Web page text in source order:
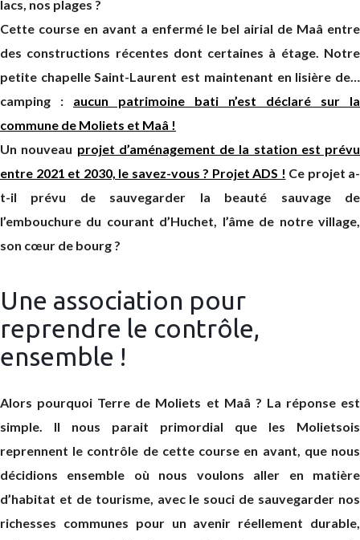
lacs, nos plages ?
Cette course en avant a enfermé le bel airial de Maâ entre
des constructions récentes dont certaines à étage. Notre
petite chapelle Saint-Laurent est maintenant en lisière de…
camping : aucun patrimoine bati n’est déclaré sur la
commune de Moliets et Maâ !
Un nouveau projet d’aménagement de la station est prévu
entre 2021 et 2030, le savez-vous ? Projet ADS ! Ce projet a-
t-il prévu de sauvegarder la beauté sauvage de
l’embouchure du courant d’Huchet, l’âme de notre village,
son cœur de bourg ?
Une association pour
reprendre le contrôle,
ensemble !
Alors pourquoi Terre de Moliets et Maâ ? La réponse est
simple. Il nous parait primordial que les Molietsois
reprennent le contrôle de cette course en avant, que nous
décidions ensemble où nous voulons aller en matière
d’habitat et de tourisme, avec le souci de sauvegarder nos
richesses communes pour un avenir réellement durable,